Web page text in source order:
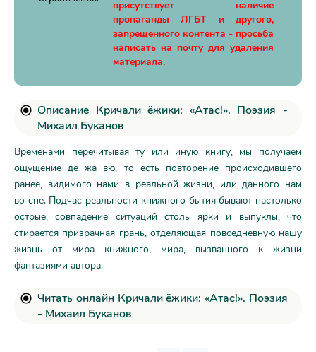
присутствует наличие
пропаганды ЛГБТ и другого,
запрещенного контента - просьба
написать на почту для удаления
материала.
Описание Кричали ёжики: «Атас!». Поэзия -
Михаил Буканов
Временами перечитывая ту или иную книгу, мы получаем
ощущение де жа вю, то есть повторение происходившего
ранее, видимого нами в реальной жизни, или данного нам
во сне. Подчас реальности книжного бытия бывают настолько
острые, совпадение ситуаций столь ярки и выпуклы, что
стирается призрачная грань, отделяющая повседневную нашу
жизнь от мира книжного, мира, вызванного к жизни
фантазиями автора.
Читать онлайн Кричали ёжики: «Атас!». Поэзия
- Михаил Буканов